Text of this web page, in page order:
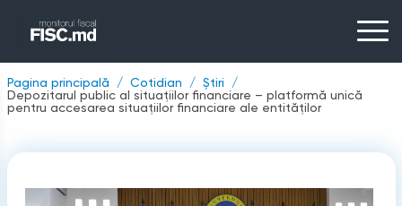
Pagina principală Cotidian
Știri
Depozitarul public al situațiilor financiare – platformă unică
pentru accesarea situațiilor financiare ale entităților